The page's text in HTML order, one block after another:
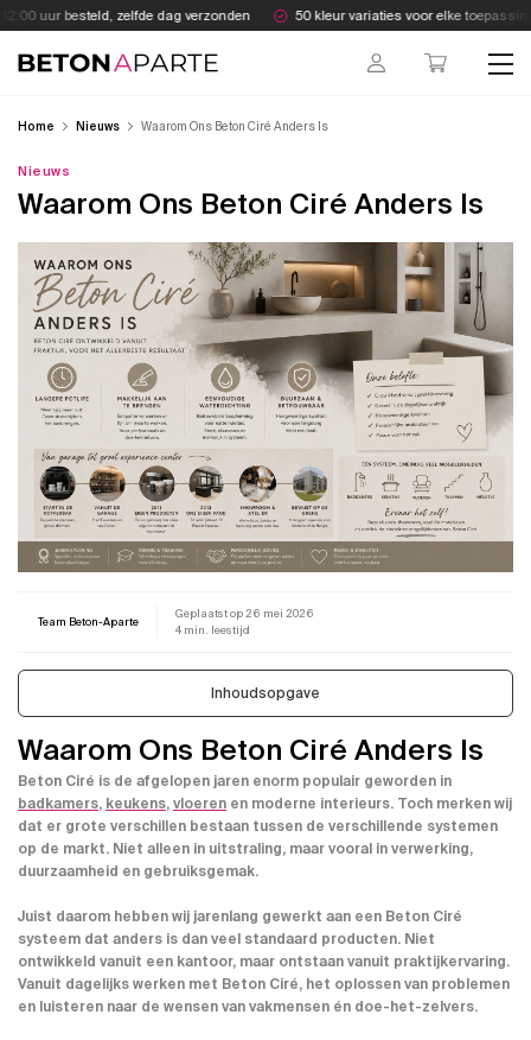
Skip
to
content
uur besteld, zelfde dag verzonden 50 kleur variaties voor elke toepassing
Beton Aparte
Home Nieuws Waarom Ons Beton Ciré Anders Is
Nieuws
Waarom Ons Beton Ciré Anders Is
Team Beton-Aparte
Geplaatst op26 mei 2026
4 min. leestijd
Inhoudsopgave
Waarom Ons Beton Ciré Anders Is
Beton Ciré is de afgelopen jaren enorm populair geworden in
badkamers, keukens,vloeren en moderne interieurs. Toch merken wij
dat er grote verschillen bestaan tussen de verschillende systemen
op de markt. Niet alleen in uitstraling, maar vooral in verwerking,
duurzaamheid en gebruiksgemak.
Juist daarom hebben wij jarenlang gewerkt aan een Beton Ciré
systeem dat anders is dan veel standaard producten. Niet
ontwikkeld vanuit een kantoor, maar ontstaan vanuit praktijkervaring.
Vanuit dagelijks werken met Beton Ciré, het oplossen van problemen
en luisteren naar de wensen van vakmensen én doe-het-zelvers.